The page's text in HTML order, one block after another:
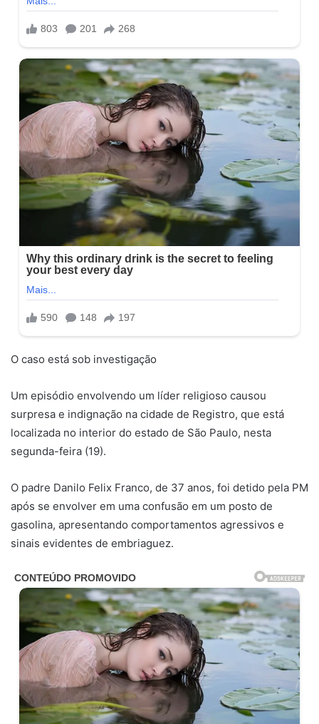
O caso está sob investigação
Um episódio envolvendo um líder religioso causou
surpresa e indignação na cidade de Registro, que está
localizada no interior do estado de São Paulo, nesta
segunda-feira (19).
O padre Danilo Felix Franco, de 37 anos, foi detido pela PM
após se envolver em uma confusão em um posto de
gasolina, apresentando comportamentos agressivos e
sinais evidentes de embriaguez.